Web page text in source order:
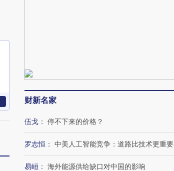
财新名家
伍戈 ： 停不下来的价格？
罗志恒 ： 中美人工智能竞争：道路比技术更重要
易峘 ： 海外能源供给缺口对中国的影响